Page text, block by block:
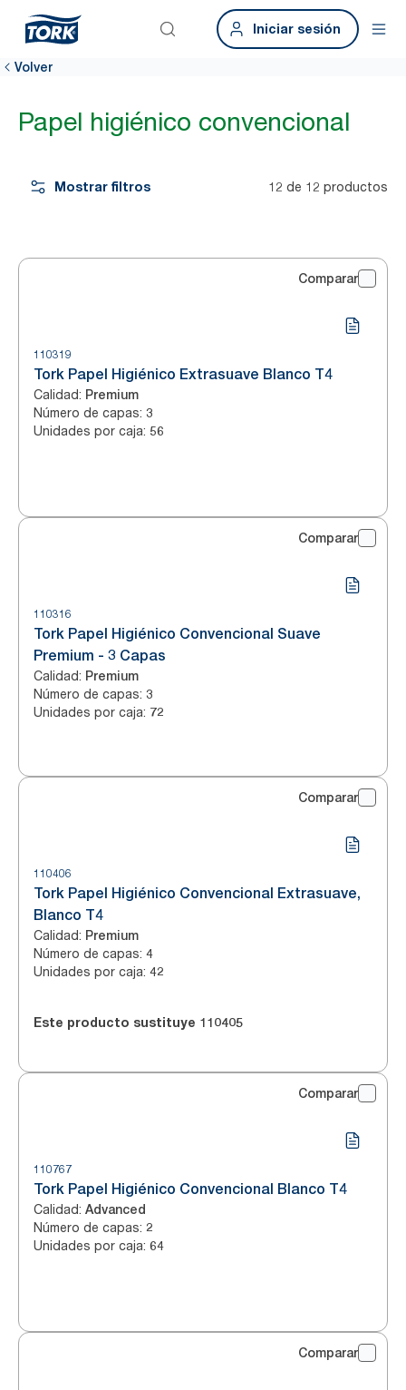
Iniciar sesión
Volver
Papel higiénico convencional
Mostrar filtros 12 de 12 productos
Comparar
110319
Tork Papel Higiénico Extrasuave Blanco T4
Calidad: Premium
Número de capas: 3
Unidades por caja: 56
Comparar
110316
Tork Papel Higiénico Convencional Suave
Premium - 3 Capas
Calidad: Premium
Número de capas: 3
Unidades por caja: 72
Comparar
110406
Tork Papel Higiénico Convencional Extrasuave,
Blanco T4
Calidad: Premium
Número de capas: 4
Unidades por caja: 42
Este producto sustituye 110405
Comparar
110767
Tork Papel Higiénico Convencional Blanco T4
Calidad: Advanced
Número de capas: 2
Unidades por caja: 64
Comparar